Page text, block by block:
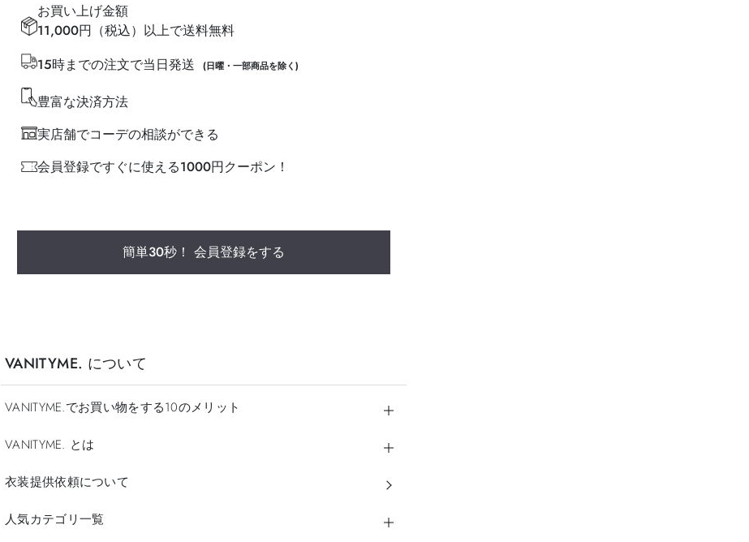
お買い上げ金額
11,000円（税込）以上で送料無料
15時までの注文で当日発送
(日曜・一部商品を除く)
豊富な決済方法
実店舗でコーデの相談ができる
会員登録ですぐに使える1000円クーポン！
簡単30秒！ 会員登録をする
VANITYME. について
VANITYME.でお買い物をする10のメリット
VANITYME. とは
衣装提供依頼について
人気カテゴリ一覧